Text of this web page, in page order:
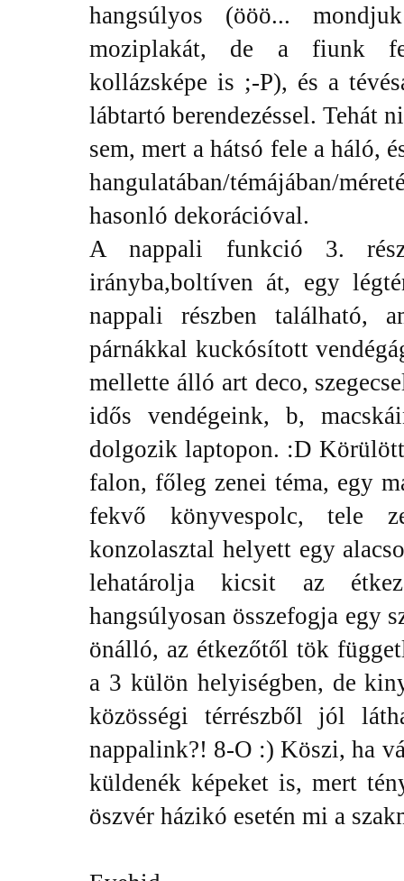
hangsúlyos (ööö...
moziplakát, de a fiunk
kollázsképe is ;-P), és a
lábtartó berendezéssel. Tehát
sem, mert a hátsó fele a háló,
hangulatában/témájában/
hasonló dekorációval.
A nappali funkció 3.
irányba,boltíven át, egy
nappali részben található,
párnákkal kuckósított
mellette álló art deco,
idős vendégeink, b,
dolgozik laptopon. :D
falon, főleg zenei téma, egy
fekvő könyvespolc, tele
konzolasztal helyett egy
lehatárolja kicsit az
hangsúlyosan összefogja egy
önálló, az étkezőtől tök
a 3 külön helyiségben, de
közösségi térrészből jól
nappalink?! 8-O :) Köszi, ha
küldenék képeket is, mert
öszvér házikó esetén mi a